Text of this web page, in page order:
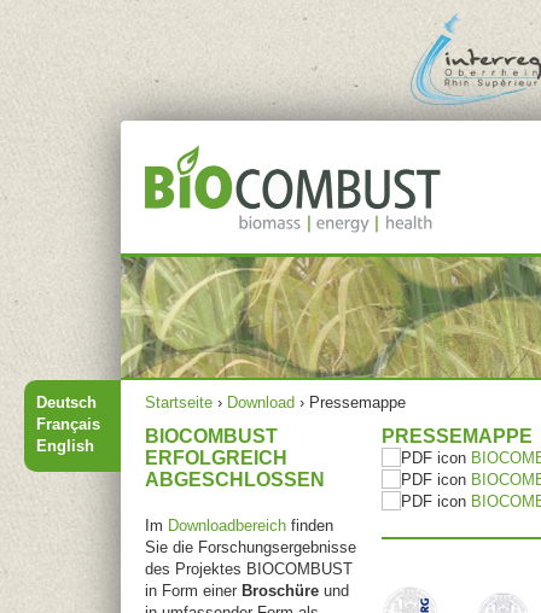
Jump to navigation
Sie sind hier
Startseite › Download › Pressemappe
PRESSEMAPPE
BIOCOMBUST
ERFOLGREICH
ABGESCHLOSSEN
Im Downloadbereich finden
Sie die Forschungsergebnisse
des Projektes BIOCOMBUST
in Form einer Broschüre und
Deutsch
Français
English